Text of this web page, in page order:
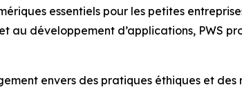
essentiels pour les petites
développement d’applications, PWS
envers des pratiques éthiques et des